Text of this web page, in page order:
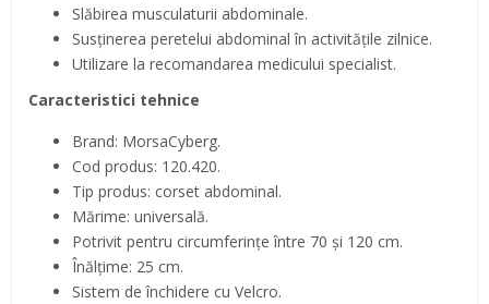
Slăbirea musculaturii abdominale.
Susținerea peretelui abdominal în activitățile zilnice.
Utilizare la recomandarea medicului specialist.
Caracteristici tehnice
Brand: MorsaCyberg.
Cod produs: 120.420.
Tip produs: corset abdominal.
Mărime: universală.
Potrivit pentru circumferințe între 70 și 120 cm.
Înălțime: 25 cm.
Sistem de închidere cu Velcro.